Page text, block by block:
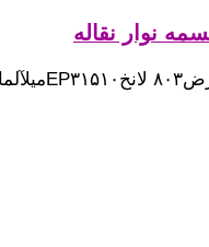
نوار نقاله